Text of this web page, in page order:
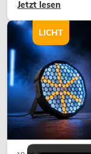
eine hochwertige
modernen
Jetzt lesen
LICHT